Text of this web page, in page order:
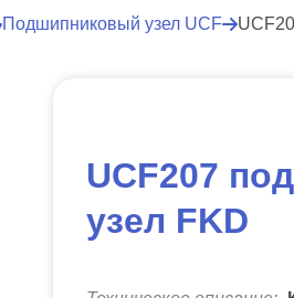
Подшипниковый узел UCF
UCF207
узел FKD